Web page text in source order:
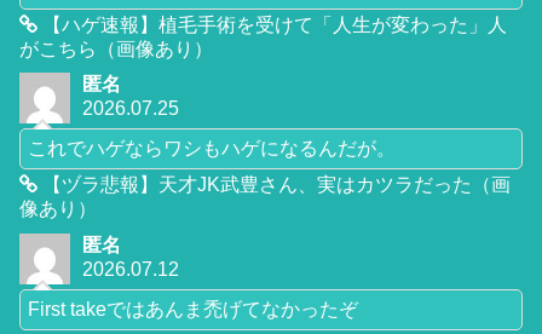
【ハゲ速報】植毛手術を受けて「人生が変わった」人
がこちら（画像あり）
匿名
2026.07.25
これでハゲならワシもハゲになるんだが。
【ヅラ悲報】天才JK武豊さん、実はカツラだった（画
像あり）
匿名
2026.07.12
First takeではあんま禿げてなかったぞ